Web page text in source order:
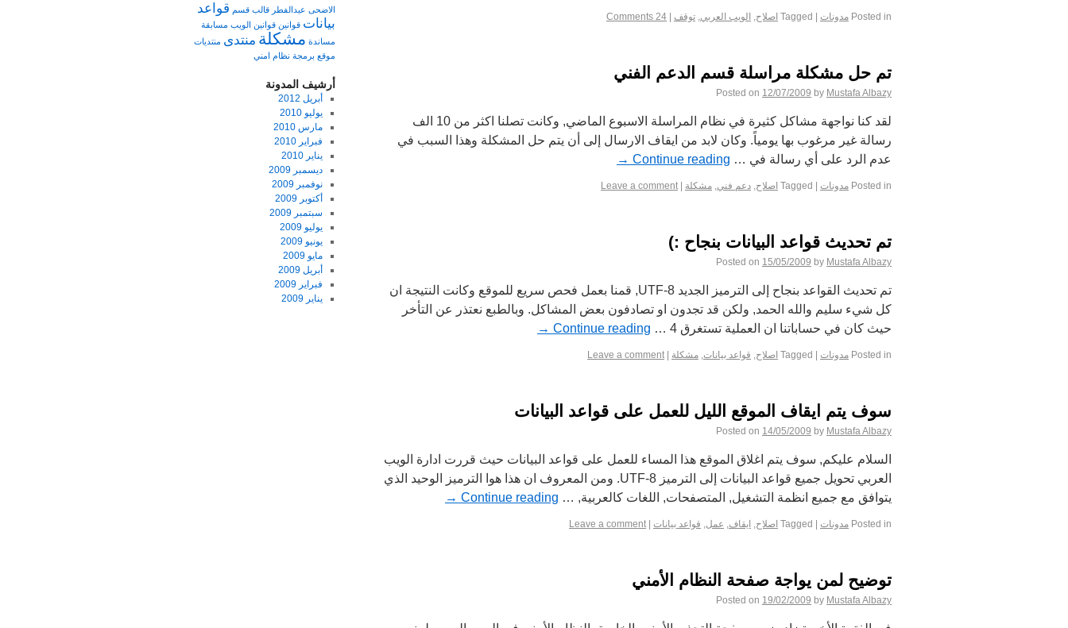
Posted in مدونات Tagged اصلاح, الويب العربي, توقف 24 Comments
تم حل مشكلة مراسلة قسم الدعم الفني
Posted on 12/07/2009 by Mustafa Albazy
لقد كنا نواجهة مشاكل كثيرة في نظام المراسلة الاسبوع الماضي, وكانت تصلنا اكثر من 10 الف
رسالة غير مرغوب بها يومياً. وكان لابد من ايقاف الارسال إلى أن يتم حل المشكلة وهذا السبب في
عدم الرد على أي رسالة في … Continue reading
→
Posted in مدونات Tagged اصلاح, دعم فني, مشكلة Leave a comment
تم تحديث قواعد البيانات بنجاح :)
Posted on 15/05/2009 by Mustafa Albazy
تم تحديث القواعد بنجاح إلى الترميز الجديد UTF-8, قمنا بعمل فحص سريع للموقع وكانت النتيجة ان
كل شيء سليم والله الحمد, ولكن قد تجدون او تصادفون بعض المشاكل. وبالطبع نعتذر عن التأخر
حيث كان في حساباتنا ان العملية تستغرق 4 …
Continue reading
→
Posted in مدونات Tagged اصلاح, قواعد بيانات, مشكلة Leave a comment
سوف يتم ايقاف الموقع الليل للعمل على قواعد البيانات
Posted on 14/05/2009 by Mustafa Albazy
السلام عليكم, سوف يتم اغلاق الموقع هذا المساء للعمل على قواعد البيانات حيث قررت ادارة الويب
العربي تحويل جميع قواعد البيانات إلى الترميز UTF-8. ومن المعروف ان هذا هوا الترميز الوحيد الذي
يتوافق مع جميع انظمة التشغيل, المتصفحات, اللغات كالعربية, … Continue reading
→
Posted in مدونات Tagged اصلاح, ايقاف, عمل, قواعد بيانات Leave a comment
توضيح لمن يواجة صفحة النظام الأمني
Posted on 19/02/2009 by Mustafa Albazy
الاضحى عيدالفطر قالب قسم قواعد
بيانات قوانين قوانين الويب مسابقة
مساندة مشكلة منتدى منتديات
موقع برمجة نظام امني
أرشيف المدونة
أبريل 2012
يوليو 2010
مارس 2010
فبراير 2010
يناير 2010
ديسمبر 2009
نوفمبر 2009
أكتوبر 2009
سبتمبر 2009
يوليو 2009
يونيو 2009
مايو 2009
أبريل 2009
فبراير 2009
يناير 2009